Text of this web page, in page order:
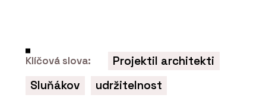
Sokol, Novák, Trojan, Doleček a
Klíčová slova:
Projektil architekti
Sluňákov
udržitelnost